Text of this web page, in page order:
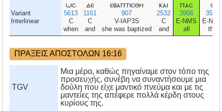
Variant
Interlinear
ωσ
5613
C
when
δε
1161
C
and
εβαπτισθη
907
V-IAP3S
she was baptized
και
2532
C
and
πασ
3956
E-NMS
all
ο
3588
E-
the
ΠΡΑΞΕΙΣ ΑΠΟΣΤΟΛΩΝ 16:16
TGV
Μια μέρα, καθώς πηγαίναμε στον τόπο της
προσευχής, συνέβη να συναντήσουμε μια
δούλη που είχε μαντικό πνεύμα και με τις
μαντείες της απέφερε πολλά κέρδη στους
κυρίους της.